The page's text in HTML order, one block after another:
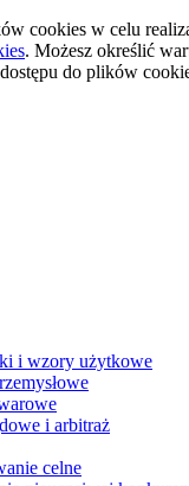
cookies w celu
. Możesz określić
do plików
i wzory użytkowe
i arbitraż
celne